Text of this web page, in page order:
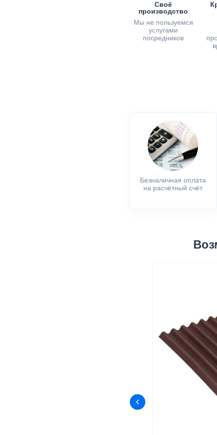
Своё
производство
Мы не пользуемся
услугами
посредников
Безналичная оплата
на расчётный счёт